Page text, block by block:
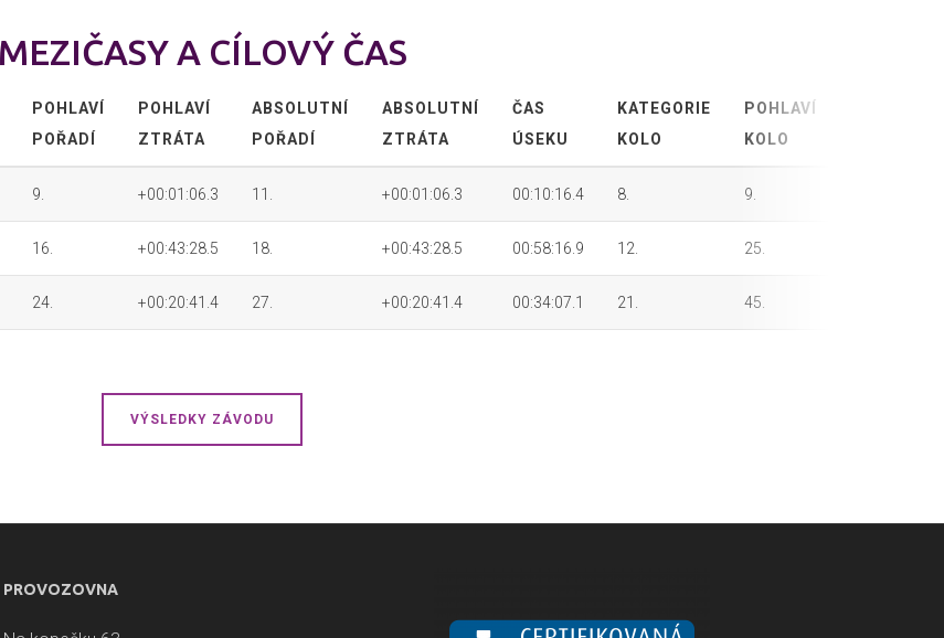
MEZIČASY A CÍLOVÝ ČAS
POHLAVÍ
POŘADÍ
POHLAVÍ
ZTRÁTA
ABSOLUTNÍ
POŘADÍ
ABSOLUTNÍ
ZTRÁTA
ČAS
ÚSEKU
KATEGORIE
KOLO
POHLAVÍ
KOLO
9. +00:01:06.3 11. +00:01:06.3 00:10:16.4 8. 9.
16. +00:43:28.5 18. +00:43:28.5 00:58:16.9 12. 25.
24. +00:20:41.4 27. +00:20:41.4 00:34:07.1 21. 45.
VÝSLEDKY ZÁVODU
PROVOZOVNA